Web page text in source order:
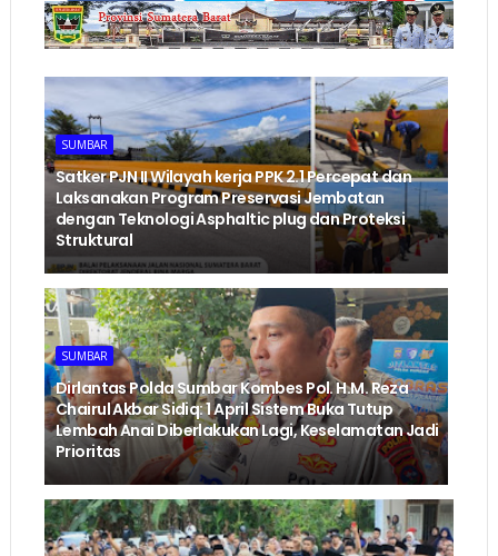
SUMBAR
‎Satker PJN II Wilayah kerja PPK 2.1 Percepat dan
Laksanakan Program Preservasi Jembatan
dengan Teknologi Asphaltic plug dan Proteksi
Struktural ‎
SUMBAR
Dirlantas Polda Sumbar Kombes Pol. H.M. Reza
Chairul Akbar Sidiq: 1 April Sistem Buka Tutup
Lembah Anai Diberlakukan Lagi, Keselamatan Jadi
Prioritas